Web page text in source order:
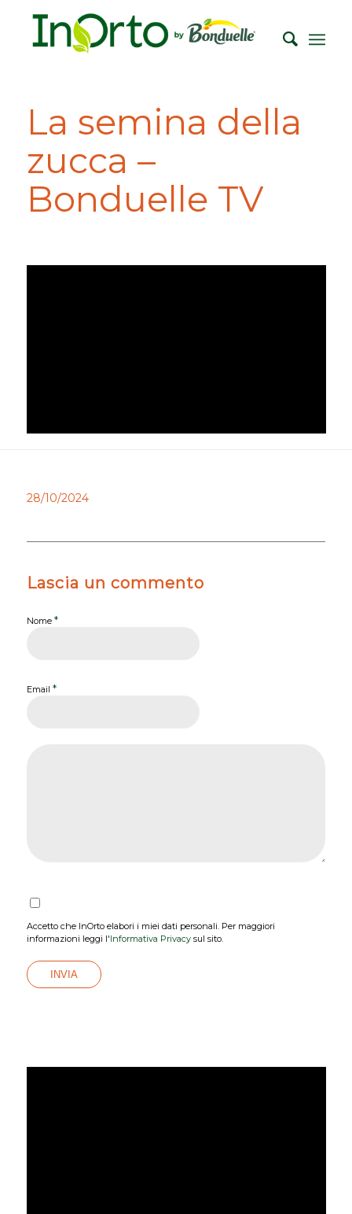
La semina della
zucca –
Bonduelle TV
28/10/2024
Lascia un commento
Nome *
Email *
Accetto che InOrto elabori i miei dati personali. Per maggiori
informazioni leggi l'Informativa Privacysul sito.